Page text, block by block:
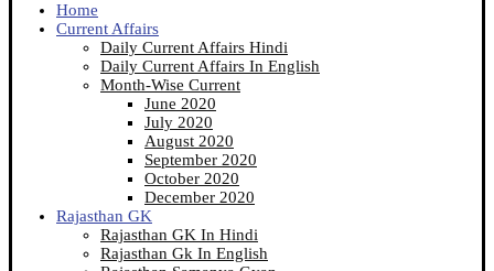
Home
Current Affairs
Daily Current Affairs Hindi
Daily Current Affairs In English
Month-Wise Current
June 2020
July 2020
August 2020
September 2020
October 2020
December 2020
Rajasthan GK
Rajasthan GK In Hindi
Rajasthan Gk In English